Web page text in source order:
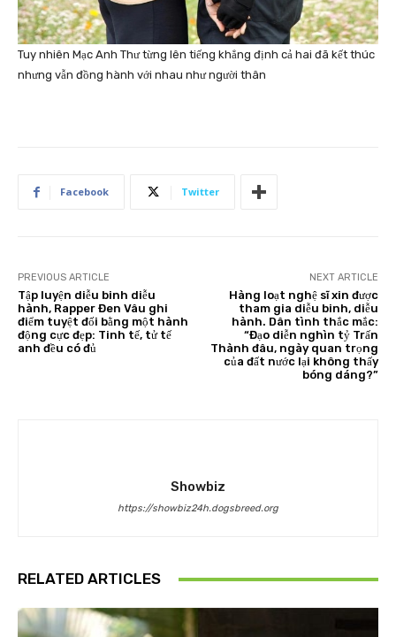
Tuy nhiên Mạc Anh Thư từng lên tiếng khẳng định cả hai đã kết thúc
nhưng vẫn đồng hành với nhau như người thân
Facebook Twitter
PREVIOUS ARTICLE
Tập luyện diễu binh diễu
hành, Rapper Đen Vâu ghi
điểm tuyệt đối bằng một hành
động cực đẹp: Tinh tế, tử tế
anh đều có đủ
NEXT ARTICLE
Hàng loạt nghệ sĩ xin được
tham gia diễu binh, diễu
hành. Dân tình thắc mắc:
“Đạo diễn nghìn tỷ Trấn
Thành đâu, ngày quan trọng
của đất nước lại không thấy
bóng dáng?”
Showbiz
https://showbiz24h.dogsbreed.org
RELATED ARTICLES